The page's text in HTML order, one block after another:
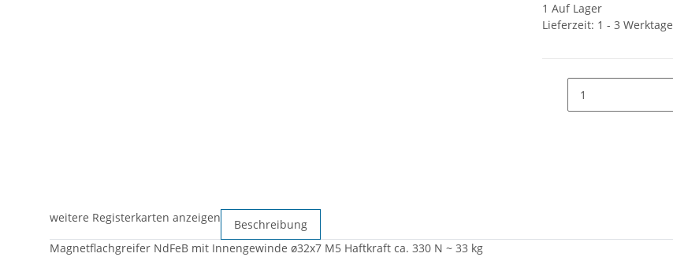
1 Auf Lager
Lieferzeit: 1 - 3 Werktage
weitere Registerkarten anzeigen
Beschreibung
Magnetflachgreifer NdFeB mit Innengewinde ø32x7 M5 Haftkraft ca. 330 N ~ 33 kg